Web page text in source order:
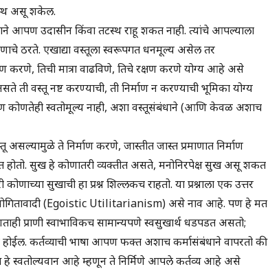
असू शकेल.
उदासीन किंवा तटस्थ राहू शकत नाही. त्यांचे आपल्याला
ठरते. एखाद्या वस्तूला स्वरूपगत धनमूल्य असेल तर
करणे, तिची मात्रा वाढविणे, तिचे रक्षण करणे योग्य आहे असे
वस्तू नष्ट करण्याची, ती निर्माण न करण्याची भूमिका योग्य
स्वतोमूल्य नाही, अशा वस्तूसंबंधाने (आणि केवळ अशाच
ते निर्माण करणे, जास्तीत जास्त प्रमाणात निर्माण
होतो. सुख हे कोणातरी व्यक्तीत असते, मनोनिरपेक्ष सुख असू शकत
सुखाची हा प्रश्न शिल्लकच राहतो. या प्रश्नाला एक उत्तर
(Egoistic Utilitarianism) असे नाव आहे. पण हे मत
प्राणी स्वाभाविकच सामान्यपणे स्वसुखार्थ धडपडत असतो;
कर्तव्याची भाषा आपण फक्त अशाच कर्मासंबंधाने वापरतो की
स्वतोल्यवान आहे म्हणून ते निर्मिणे आपले कर्तव्य आहे असे